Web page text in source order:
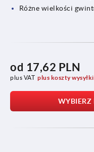
Różne wielkości
od 17,62 PLN
plus VAT plus koszty wysyłki
WYBIERZ